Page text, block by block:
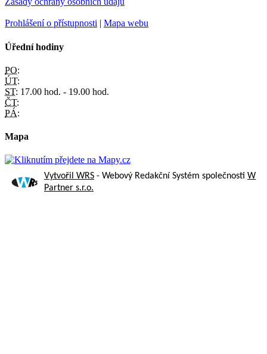
Prohlášení o přístupnosti | Mapa webu
Úřední hodiny
PO:
ÚT:
ST: 17.00 hod. - 19.00 hod.
ČT:
PÁ:
Mapa
Vytvořil WRS - Webový Redakční Systém společnosti W
Partner s.r.o.